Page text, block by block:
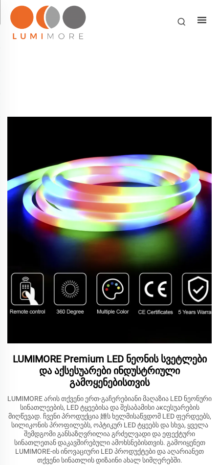
LUMIMORE Premium LED ნეონის სვეტლები
და აქსესუარები ინდუსტრიული
გამოყენებისთვის
LUMIMORE არის თქვენი ერთ-გაჩერებიანი მაღაზია LED ნეონური
სინათლეების, LED ტყეებისა და შესაბამისი აксესუარების
მიღწევად. ჩვენი პროდუქცია 娷ს ხელმისაწვდომ LED ფერდეებს,
სილიკონის პროფილებს, ოპტიკურ LED ტყეებს და სხვა, ყველა
შემდგომი განსაზღვრილია გრძელვადი და ეფექტური
სინათლეთან დაკავშირებული ამოხსნებისთვის. გამოიყენეთ
LUMIMORE-ის ინოვაციური LED პროდუქტები და აღარიანეთ
თქვენი სინათლის დიზაინი ახალ სიმღერებში.